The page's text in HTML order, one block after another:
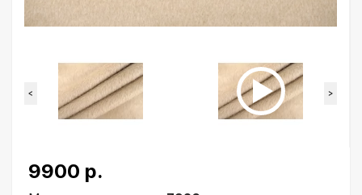
< >
9900 р.